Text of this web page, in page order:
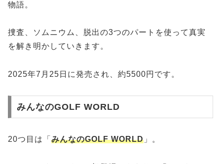
物語。
捜査、ソムニウム、脱出の3つのパートを使って真実
を解き明かしていきます。
2025年7月25日に発売され、約5500円です。
みんなのGOLF WORLD
20つ目は「 みんなのGOLF WORLD 」。